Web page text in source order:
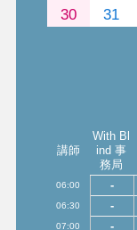
30
31
講師
With Bl
ind 事
務局
06:00 -
06:30 -
07:00 -